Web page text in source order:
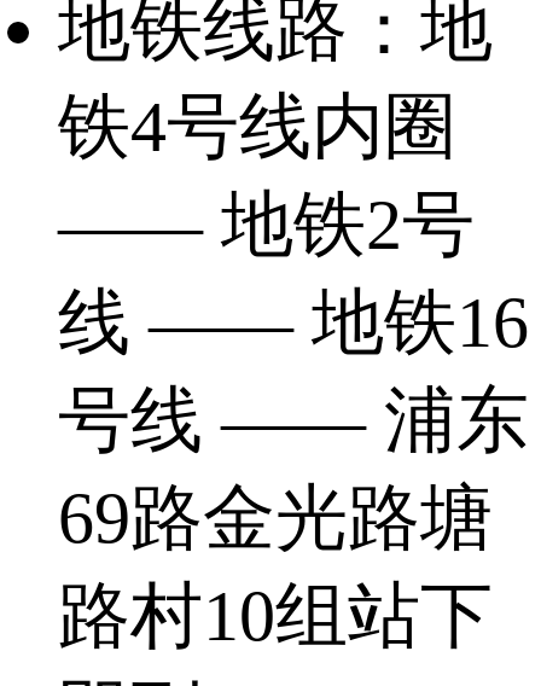
地铁线路：地
铁4号线内圈
—— 地铁2号
线 —— 地铁16
号线 —— 浦东
69路金光路塘
路村10组站下